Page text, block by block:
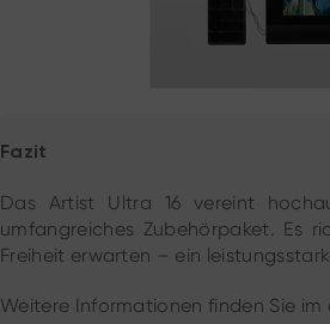
Fazit
Das Artist Ultra 16 vereint
umfangreiches Zubehörpaket. Es
Freiheit erwarten – ein
Weitere Informationen finden Sie im